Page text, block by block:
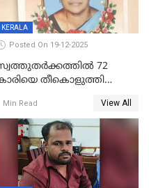
KERALA
Posted On 19-12-2025
72
തീകൊളുത്തി
ജീവപര്യന്തം
Min Read View All